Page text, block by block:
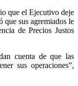
que el Ejecutivo deje
que sus agremiados le
de Precios Justos
cuenta de que las
sus operaciones”,